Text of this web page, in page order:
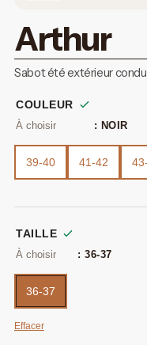
Arthur
Sabot été extérieur
COULEUR
: NOIR
39-40 41-42
TAILLE
: 36-37
36-37
Effacer